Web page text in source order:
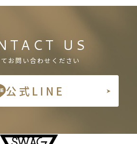
US
お問い合わせください
公式LINE